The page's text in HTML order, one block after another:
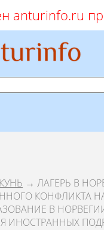
anturinfo.ru
→ ЛАГЕРЬ В
КОНФЛИКТА
В
ИНОСТРАННЫХ